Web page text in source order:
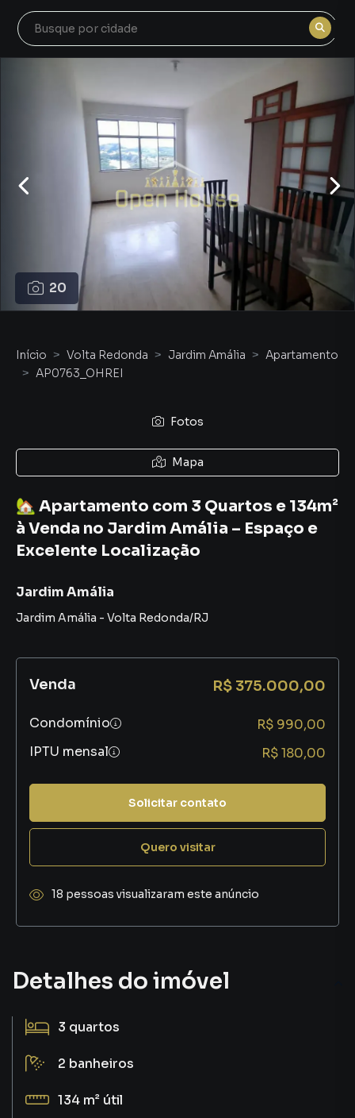
20
Detalhes do imóvel
3 quartos
2 banheiros
134 m² útil
Início Volta Redonda Jardim Amália
Apartamento
AP0763_OHREI
Fotos
Mapa
🏡 Apartamento com 3 Quartos e 134m²
à Venda no Jardim Amália – Espaço e
Excelente Localização
Jardim Amália
Jardim Amália - Volta Redonda/RJ
Venda R$ 375.000,00
Condomínio
R$ 990,00
IPTU mensal
R$ 180,00
Solicitar contato
Quero visitar
18 pessoas visualizaram este anúncio